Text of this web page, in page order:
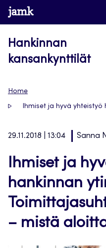
Siirry
suoraan
www.jamk.fi
Hankinnan
kansankynttilät
Home
Ihmiset ja hyvä
29.11.2018 | 13:04 Sanna
Ihmiset ja
hankinnan
– mistä